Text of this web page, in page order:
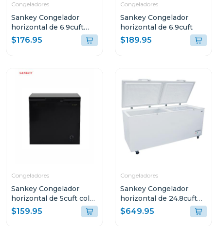
Congeladores
Sankey Congelador
horizontal de 6.9cuft
color negro rfc791
$176.95
Congeladores
Sankey Congelador
horizontal de 6.9cuft
$189.95
Congeladores
Sankey Congelador
horizontal de 5cuft color
negro rfc591
$159.95
Congeladores
Sankey Congelador
horizontal de 24.8cuft
(aprox) 2871
$649.95